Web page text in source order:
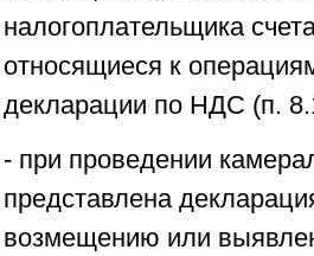
налогоплательщика
относящиеся к
декларации по НДС (п.
- при проведении
представлена
возмещению или